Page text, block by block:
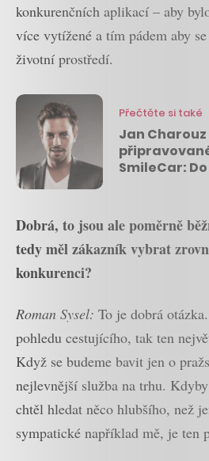
konkurenčních aplikací – aby
více vytížené a tím pádem aby
životní prostředí.
Přečtěte si také
Jan Charouz
SmileCar:
Dobrá, to jsou ale poměrně
tedy měl zákazník vybrat
konkurenci?
Roman Sysel: To je dobrá
pohledu cestujícího, tak ten
Když se budeme bavit jen o
nejlevnější služba na trhu.
chtěl hledat něco hlubšího, než
sympatické například mě, je ten